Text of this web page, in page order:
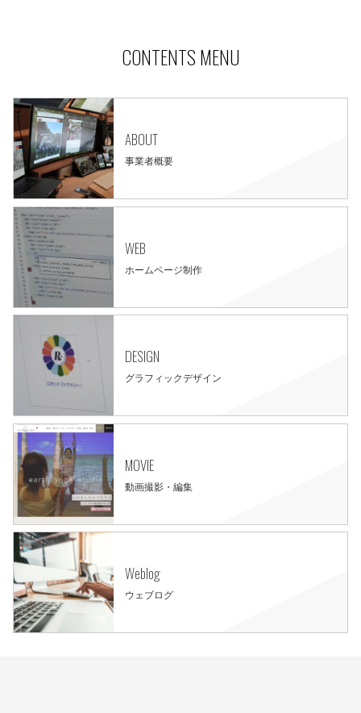
CONTENTS MENU
ABOUT
事業者概要
WEB
ホームページ制作
DESIGN
グラフィックデザイン
MOVIE
動画撮影・編集
Weblog
ウェブログ